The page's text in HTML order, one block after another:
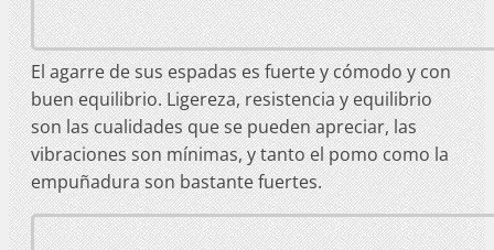
El agarre de sus espadas es fuerte y cómodo y con
buen equilibrio. Ligereza, resistencia y equilibrio
son las cualidades que se pueden apreciar, las
vibraciones son mínimas, y tanto el pomo como la
empuñadura son bastante fuertes.